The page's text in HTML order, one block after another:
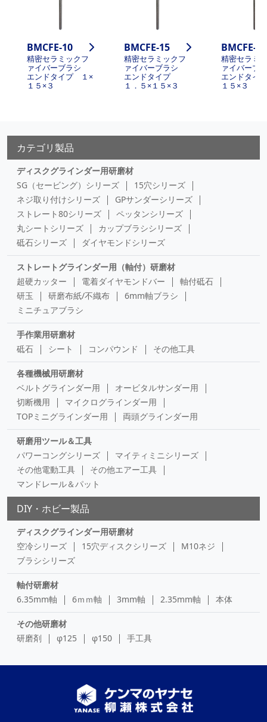
BMCFE-10
精密セラミックフ
ァイバーブラシ
エンドタイプ １×
１５×３
BMCFE-15
精密セラミックフ
ァイバーブラシ
エンドタイプ
１．５×１５×３
BMCFE-20
精密セラミ
ァイバー
エンドタイ
１５×３
カテゴリ製品
ディスクグラインダー用研磨材
SG（セービング）シリーズ
15穴シリーズ
ネジ取り付けシリーズ
GPサンダーシリーズ
ストレート80シリーズ
ペッタンシリーズ
丸シートシリーズ
カップブラシシリーズ
砥石シリーズ
ダイヤモンドシリーズ
ストレートグラインダー用（軸付）研磨材
超硬カッター
電着ダイヤモンドバー
軸付砥石
研玉
研磨布紙/不織布
6mm軸ブラシ
ミニチュアブラシ
手作業用研磨材
砥石
シート コンパウンド その他工具
各種機械用研磨材
ベルトグラインダー用
オービタルサンダー用
切断機用
マイクログラインダー用
TOPミニグラインダー用
両頭グラインダー用
研磨用ツール＆工具
パワーコングシリーズ
マイティミニシリーズ
その他電動工具
その他エアー工具
マンドレール＆パット
DIY・ホビー製品
ディスクグラインダー用研磨材
空冷シリーズ
15穴ディスクシリーズ
M10ネジ
ブラシシリーズ
軸付研磨材
6.35mm軸
6ｍｍ軸 3mm軸 2.35mm軸 本体
その他研磨材
研磨剤
φ125 φ150 手工具